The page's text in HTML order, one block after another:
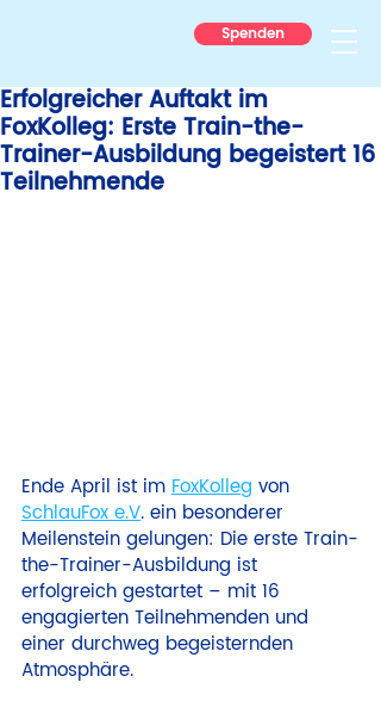
Spenden
Erfolgreicher Auftakt im
FoxKolleg: Erste Train-the-
Trainer-Ausbildung begeistert 16
Teilnehmende
Ende April ist im FoxKolleg von
SchlauFox e.V. ein besonderer
Meilenstein gelungen: Die erste Train-
the-Trainer-Ausbildung ist
erfolgreich gestartet – mit 16
engagierten Teilnehmenden und
einer durchweg begeisternden
Atmosphäre.